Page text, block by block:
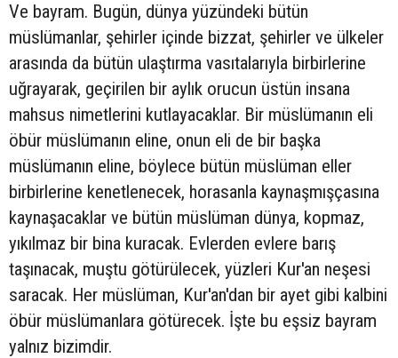
Ve bayram. Bugün, dünya yüzündeki bütün
müslümanlar, şehirler içinde bizzat, şehirler ve ülkeler
arasında da bütün ulaştırma vasıtalarıyla birbirlerine
uğrayarak, geçirilen bir aylık orucun üstün insana
mahsus nimetlerini kutlayacaklar. Bir müslümanın eli
öbür müslümanın eline, onun eli de bir başka
müslümanın eline, böylece bütün müslüman eller
birbirlerine kenetlenecek, horasanla kaynaşmışçasına
kaynaşacaklar ve bütün müslüman dünya, kopmaz,
yıkılmaz bir bina kuracak. Evlerden evlere barış
taşınacak, muştu götürülecek, yüzleri Kur'an neşesi
saracak. Her müslüman, Kur'an'dan bir ayet gibi kalbini
öbür müslümanlara götürecek. İşte bu eşsiz bayram
yalnız bizimdir.